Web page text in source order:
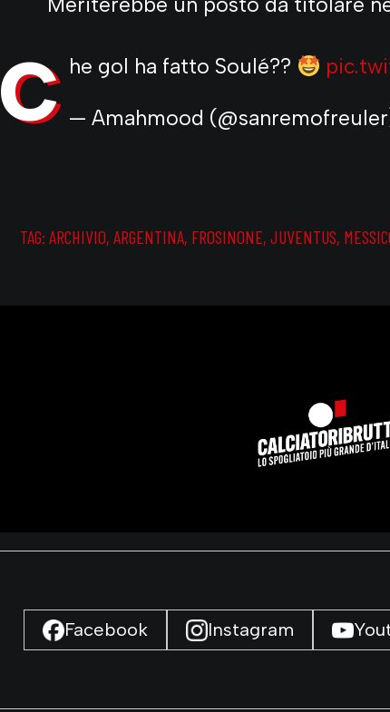
C he gol ha fatto Soulé??
— Amahmood
TAG: ARCHIVIO, ARGENTINA, FROSINONE, JUVENTUS,
Facebook Instagram